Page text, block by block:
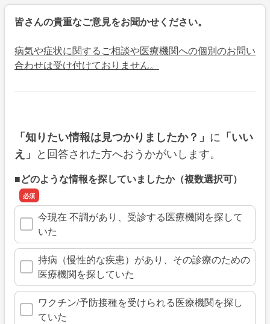
皆さんの貴重なご意見をお聞かせください。
病気や症状に関するご相談や医療機関への個別のお問い
合わせは受け付けておりません。
「知りたい情報は見つかりましたか？」 に 「いい
え」 と回答された方へおうかがいします。
■どのような情報を探していましたか（複数選択可）
今現在 不調があり、受診する医療機関を探して
いた
持病（慢性的な疾患）があり、その診療のための
医療機関を探していた
ワクチン/予防接種を受けられる医療機関を探し
ていた